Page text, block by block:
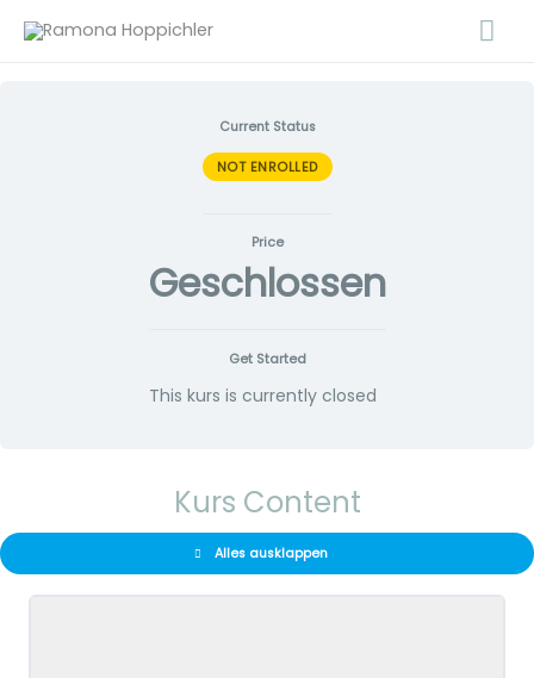
Inhalt
Current Status
NOT ENROLLED
Price
Geschlossen
Get Started
This kurs is currently closed
Kurs Content
Alles ausklappen